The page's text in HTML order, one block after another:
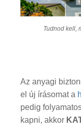
Tudnod kell,
Az anyagi
el új írásomat a
pedig
kapni, akkor